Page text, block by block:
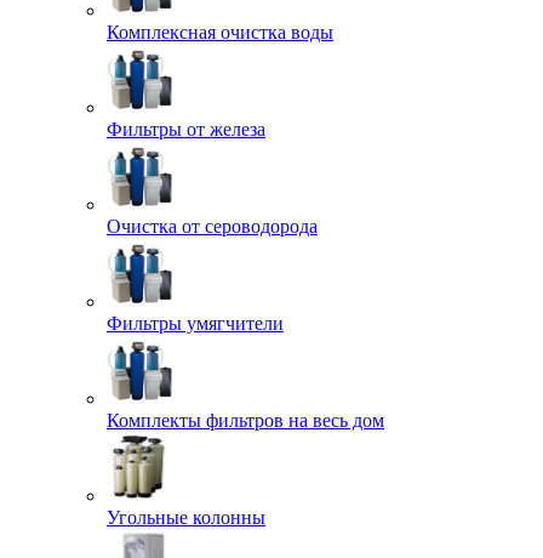
Комплексная очистка воды
Фильтры от железа
Очистка от сероводорода
Фильтры умягчители
Комплекты фильтров на весь дом
Угольные колонны